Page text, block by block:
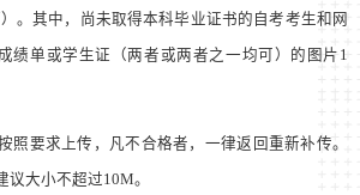
。其中，尚未取得本科毕业证书的自考考生和网
绩单或学生证（两者或两者之一均可）的图片 1
照要求上传，凡不合格者，一律返回重新补传。
议大小不超过10M。